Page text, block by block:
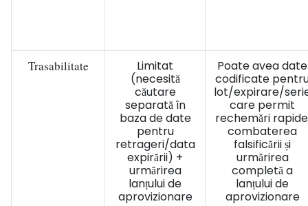
Trasabilitate
Limitat
(necesită
căutare
separată în
baza de date
pentru
retrageri/data
expirării) +
urmărirea
lanțului de
aprovizionare
Poate avea date
codificate
lot/expirare/
care permit
rechemări
combaterea
falsificării și
urmărirea
completă a
lanțului de
aprovizionare